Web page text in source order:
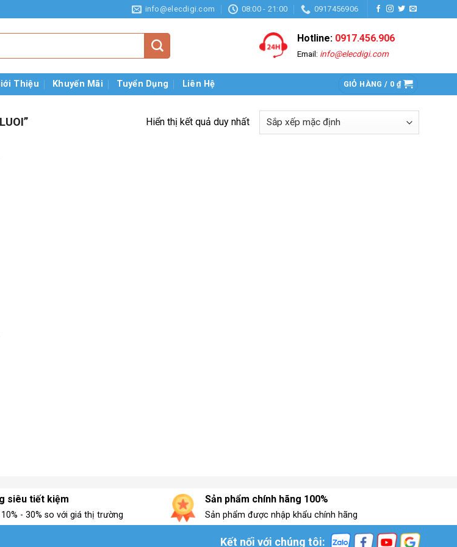
info@elecdigi.com 08:00 - 21:00 0917456906
Hotline: 0917.456.906
Email: info@elecdigi.com
Thiệu Khuyến Mãi Tuyển Dụng Liên Hệ GIỎ HÀNG / 0 ₫
Hiển thị kết quả duy nhất
siêu tiết kiệm
- 30% so với giá thị trường
Sản phẩm chính hãng 100%
Sản phẩm được nhập khẩu chính hãng
Kết nối với chúng tôi: